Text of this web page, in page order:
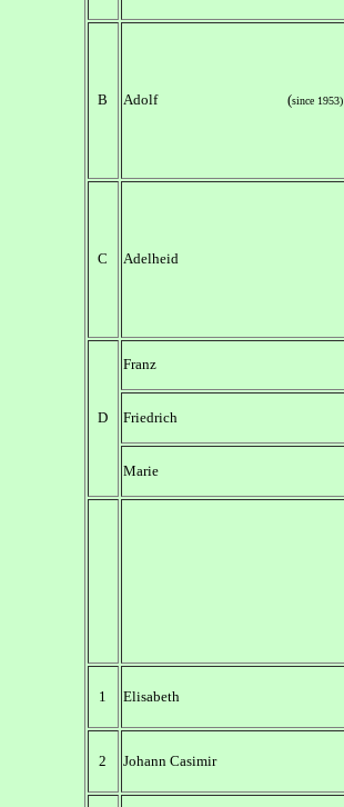
B Adolf (since 1953)
C Adelheid
D
Franz
Friedrich
Marie
1 Elisabeth
2 Johann Casimir